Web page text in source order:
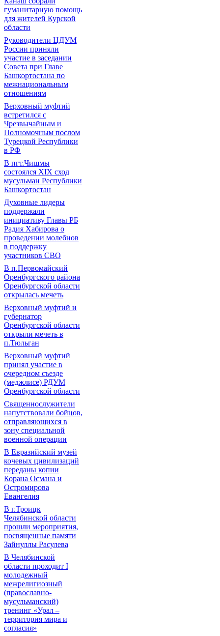
гуманитарную помощь
для жителей Курской
области
Руководители ЦДУМ
России приняли
участие в заседании
Совета при Главе
Башкортостана по
межнациональным
отношениям
Верховный муфтий
встретился с
Чрезвычайным и
Полномочным послом
Турецкой Республики
в РФ
В пгт.Чишмы
состоялся XIX сход
мусульман Республики
Башкортостан
Духовные лидеры
поддержали
инициативу Главы РБ
Радия Хабирова о
проведении молебнов
в поддержку
участников СВО
В п.Первомайский
Оренбургского района
Оренбургской области
открылась мечеть
Верховный муфтий и
губернатор
Оренбургской области
открыли мечеть в
п.Тюльган
Верховный муфтий
принял участие в
очередном съезде
(меджлисе) РДУМ
Оренбургской области
Священнослужители
напутствовали бойцов,
отправляющихся в
зону специальной
военной операции
В Евразийский музей
кочевых цивилизаций
переданы копии
Корана Османа и
Остромирова
Евангелия
В г.Троицк
Челябинской области
прошли мероприятия,
посвященные памяти
Зайнуллы Расулева
В Челябинской
области проходит I
молодежный
межрелигиозный
(православно-
мусульманский)
тренинг «Урал –
территория мира и
согласия»